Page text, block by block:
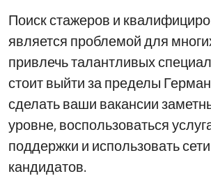
Поиск стажеров и
является проблемой для
привлечь талантливых
стоит выйти за пределы
сделать ваши вакансии
уровне, воспользоваться
поддержки и использовать
кандидатов.